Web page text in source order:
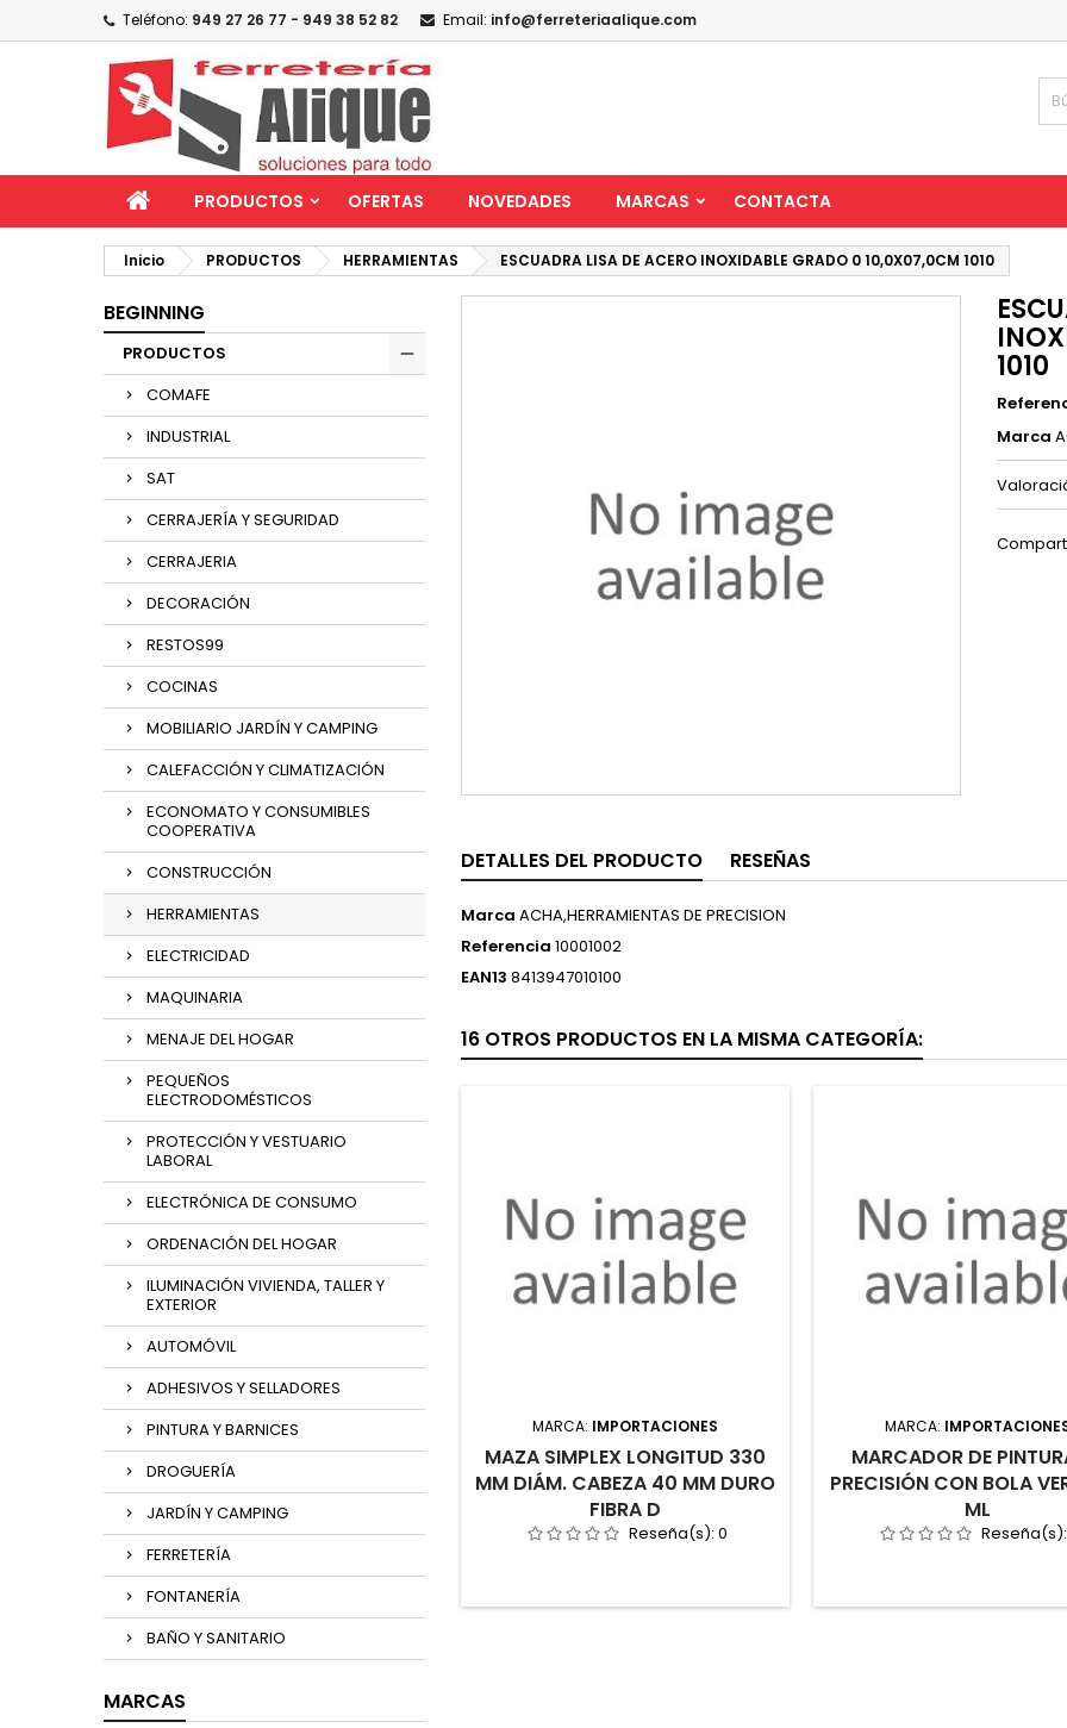
Teléfono: 949 27 26 77 - 949 38 52 82 Email: info@ferreteriaalique.com
PRODUCTOS OFERTAS NOVEDADES MARCAS CONTACTA
Inicio PRODUCTOS HERRAMIENTAS ESCUADRA LISA DE ACERO INOXIDABLE GRADO 0 10,0X07,0CM 1010
BEGINNING
PRODUCTOS
COMAFE
INDUSTRIAL
SAT
CERRAJERÍA Y SEGURIDAD
CERRAJERIA
DECORACIÓN
RESTOS99
COCINAS
MOBILIARIO JARDÍN Y CAMPING
CALEFACCIÓN Y CLIMATIZACIÓN
ECONOMATO Y CONSUMIBLES
COOPERATIVA
CONSTRUCCIÓN
HERRAMIENTAS
ELECTRICIDAD
MAQUINARIA
MENAJE DEL HOGAR
PEQUEÑOS
ELECTRODOMÉSTICOS
PROTECCIÓN Y VESTUARIO
LABORAL
ELECTRÓNICA DE CONSUMO
ORDENACIÓN DEL HOGAR
ILUMINACIÓN VIVIENDA, TALLER Y
EXTERIOR
AUTOMÓVIL
ADHESIVOS Y SELLADORES
PINTURA Y BARNICES
DROGUERÍA
JARDÍN Y CAMPING
FERRETERÍA
FONTANERÍA
BAÑO Y SANITARIO
MARCAS
1010
Marca
DETALLES DEL PRODUCTO RESEÑAS
Marca ACHA,HERRAMIENTAS DE PRECISION
Referencia 10001002
EAN13 8413947010100
16 OTROS PRODUCTOS EN LA MISMA CATEGORÍA:
MARCA: IMPORTACIONES
MAZA SIMPLEX LONGITUD 330
MM DIÁM. CABEZA 40 MM DURO
FIBRA D
Reseña(s): 0
MARCA:
MARCADOR DE
PRECISIÓN CON BOLA
ML
Reseña(s):